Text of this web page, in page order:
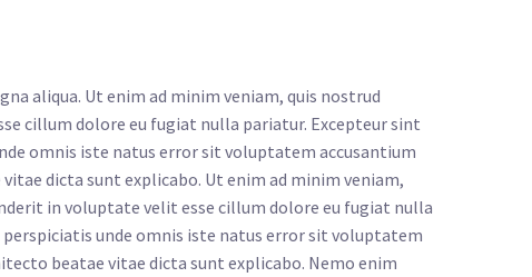
aliqua. Ut enim ad minim veniam, quis nostrud
cillum dolore eu fugiat nulla pariatur. Excepteur sint
omnis iste natus error sit voluptatem accusantium
dicta sunt explicabo. Ut enim ad minim veniam,
in voluptate velit esse cillum dolore eu fugiat nulla
unde omnis iste natus error sit voluptatem
beatae vitae dicta sunt explicabo. Nemo enim